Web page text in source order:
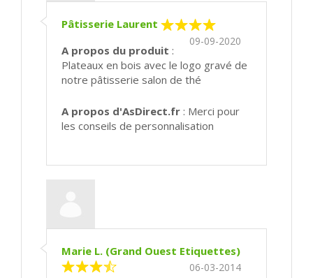
Pâtisserie Laurent
09-09-2020
A propos du produit :
Plateaux en bois avec le logo gravé de
notre pâtisserie salon de thé
A propos d'AsDirect.fr : Merci pour
les conseils de personnalisation
Marie L. (Grand Ouest Etiquettes)
06-03-2014